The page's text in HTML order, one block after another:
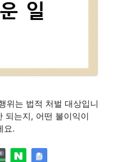
위는 법적 처벌 대상입니
되는지, 어떤 불이익이
요.